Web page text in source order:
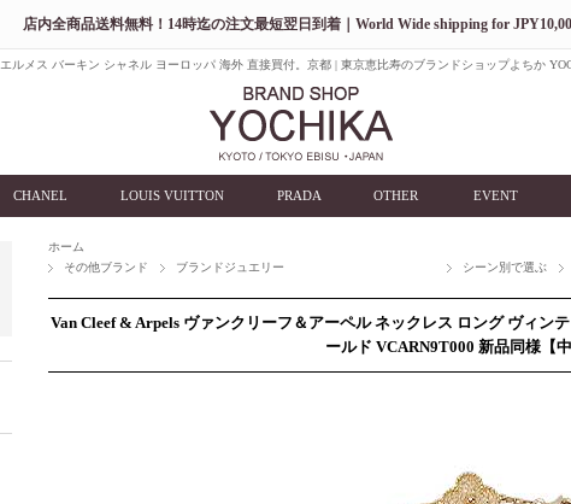
店内全商品送料無料！14時迄の注文最短翌日到着｜World Wide shipping for
エルメス バーキン シャネル ヨーロッパ 海外 直接買付。京都 | 東京恵比寿のブランドショップよちか
CHANEL LOUIS VUITTON PRADA OTHER EVENT
ホーム
その他ブランド
ブランドジュエリー シーン別で選ぶ
Van Cleef & Arpels ヴァンクリーフ＆アーペル ネックレス ロング ヴィン
ールド VCARN9T000 新品同様【